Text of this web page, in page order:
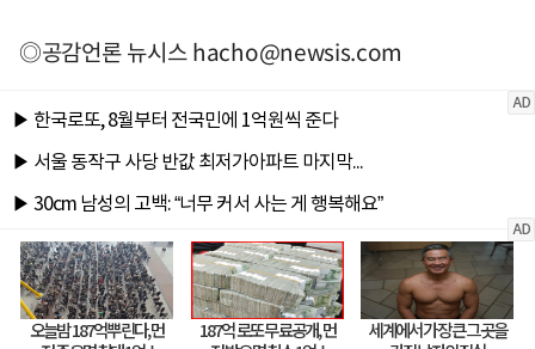
◎공감언론 뉴시스hacho@newsis.com